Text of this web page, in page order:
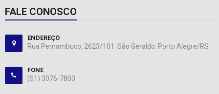
FALE CONOSCO
ENDEREÇO
Rua Pernambuco, 2623/101. São Geraldo. Porto Alegre/RS
FONE
(51) 3076-7800